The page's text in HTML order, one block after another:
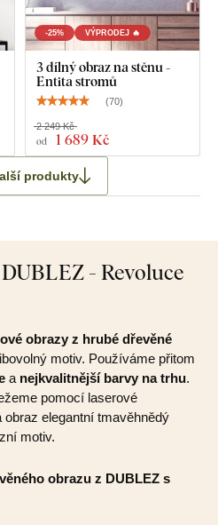
-25% VÝPRODEJ 🔥
3 dílný obraz na stěnu -
Entita stromů
(70)
od 1 689 Kč
2 249 Kč
produkty
- Revoluce
obrazy z hrubé dřevěné
motiv. Používáme přitom
a nejkvalitnější barvy na trhu.
pomocí laserové
elegantní tmavěhnědý
motiv.
obrazu z DUBLEZ s